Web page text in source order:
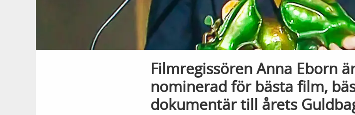
Filmregissören Anna Eborn
nominerad för bästa film,
dokumentär till årets